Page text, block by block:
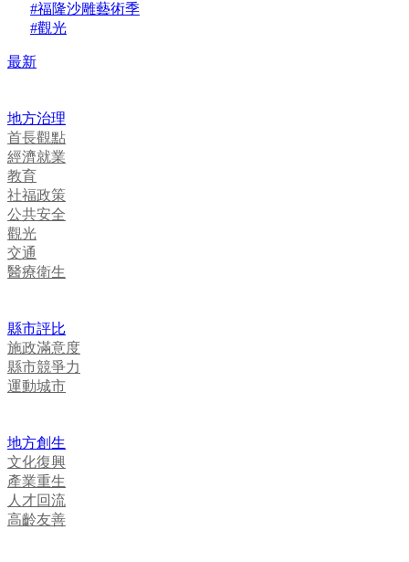
#福隆沙雕藝術季
#觀光
最新
地方治理
首長觀點
經濟就業
教育
社福政策
公共安全
觀光
交通
醫療衛生
縣市評比
施政滿意度
縣市競爭力
運動城市
地方創生
文化復興
產業重生
人才回流
高齡友善